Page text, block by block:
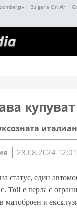
Bulgaria On Air
28.08.2024 12:01
статус, един
Той е перла с
малоброен и